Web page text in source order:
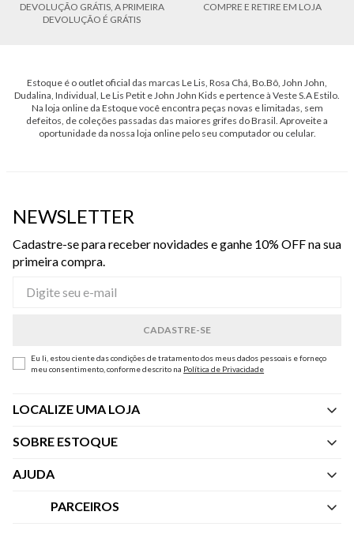
DEVOLUÇÃO GRÁTIS, A PRIMEIRA
DEVOLUÇÃO É GRÁTIS
COMPRE E RETIRE EM LOJA
Estoque é o outlet oficial das marcas Le Lis, Rosa Chá, Bo.Bô, John John,
Dudalina, Individual, Le Lis Petit e John John Kids e pertence à Veste S.A Estilo.
Na loja online da Estoque você encontra peças novas e limitadas, sem
defeitos, de coleções passadas das maiores grifes do Brasil. Aproveite a
oportunidade da nossa loja online pelo seu computador ou celular.
NEWSLETTER
Cadastre-se para receber novidades e ganhe 10% OFF na sua
primeira compra.
Eu li, estou ciente das condições de tratamento dos meus dados pessoais e forneço
meu consentimento, conforme descrito na Política de Privacidade
LOCALIZE UMA LOJA
SOBRE ESTOQUE
Quem Somos
AJUDA
Central de Atendimento
PARCEIROS